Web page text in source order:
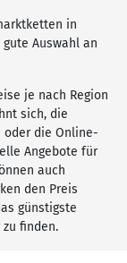
in
Auswahl an
je nach Region
sich, die
oder die Online-
Angebote für
auch
den Preis
günstigste
finden.